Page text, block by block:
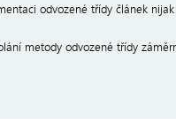
odvozené třídy článek
metody odvozené třídy